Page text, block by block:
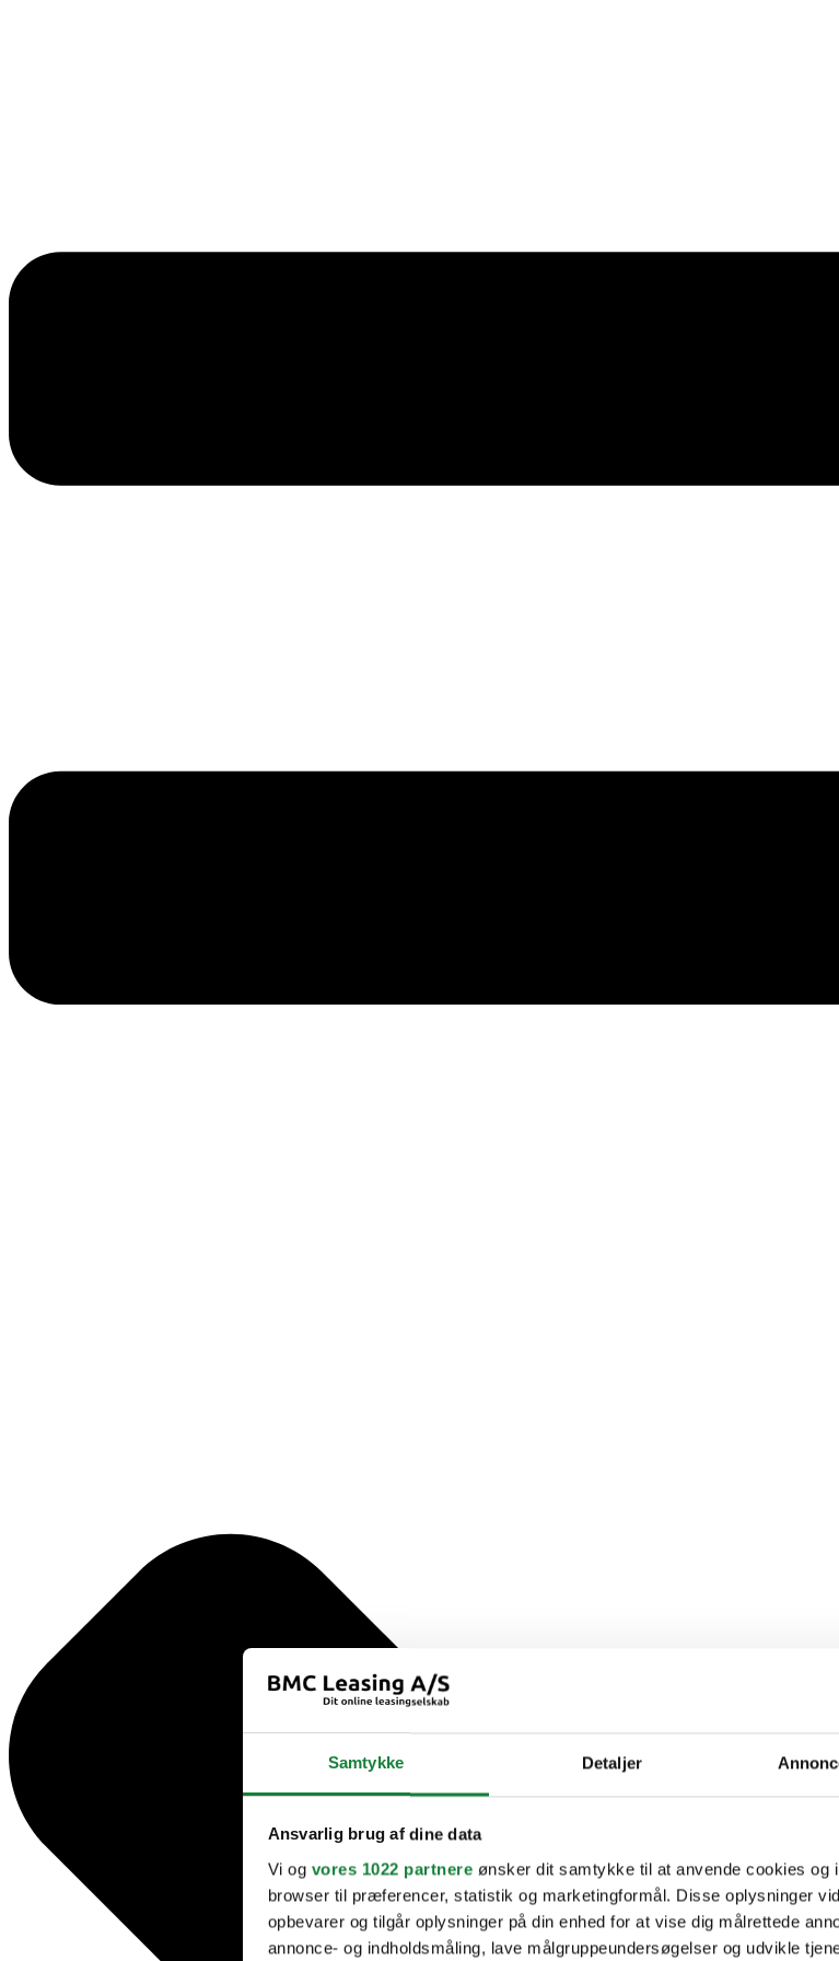
Samtykke Detaljer
Ansvarlig brug af dine data
Vi og vores 1022 partnere ønsker dit samtykke til at anvende cookies og
browser til præferencer, statistik og marketingformål. Disse oplysninger
opbevarer og tilgår oplysninger på din enhed for at vise dig målrettede
annonce- og indholdsmåling, lave målgruppeundersøgelser og udvikle